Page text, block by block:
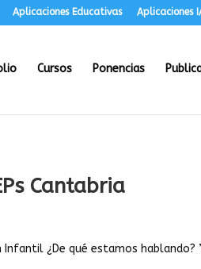
Aplicaciones Educativas Aplicaciones
Cursos Ponencias
Cantabria
¿De qué estamos hablando?